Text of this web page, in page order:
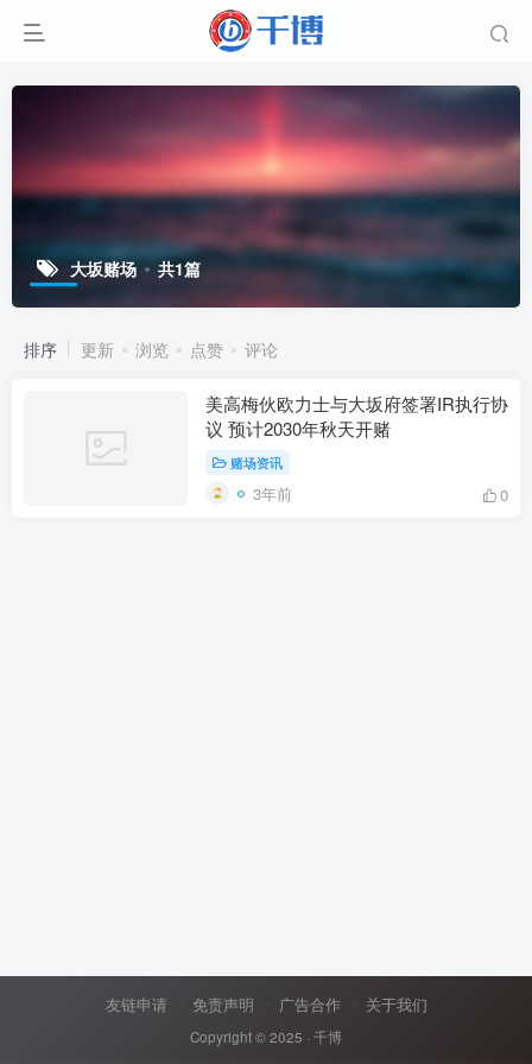
大坂赌场 共1篇
排序 更新 浏览 点赞 评论
美高梅伙欧力士与大坂府签署IR执行协
议 预计2030年秋天开赌
赌场资讯
3年前 0
友链申请 免责声明 广告合作 关于我们
Copyright © 2025 · 千博